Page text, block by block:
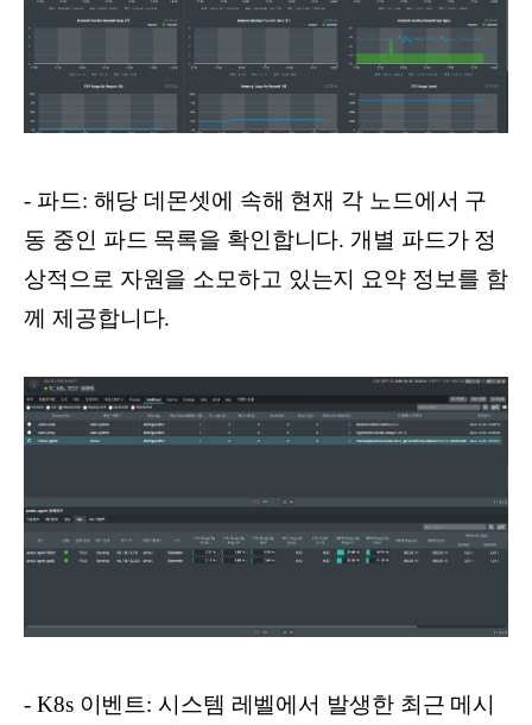
- 파드: 해당 데몬셋에 속해 현재 각 노드에서 구
동 중인 파드 목록을 확인합니다. 개별 파드가 정
상적으로 자원을 소모하고 있는지 요약 정보를 함
께 제공합니다.
- K8s 이벤트: 시스템 레벨에서 발생한 최근 메시